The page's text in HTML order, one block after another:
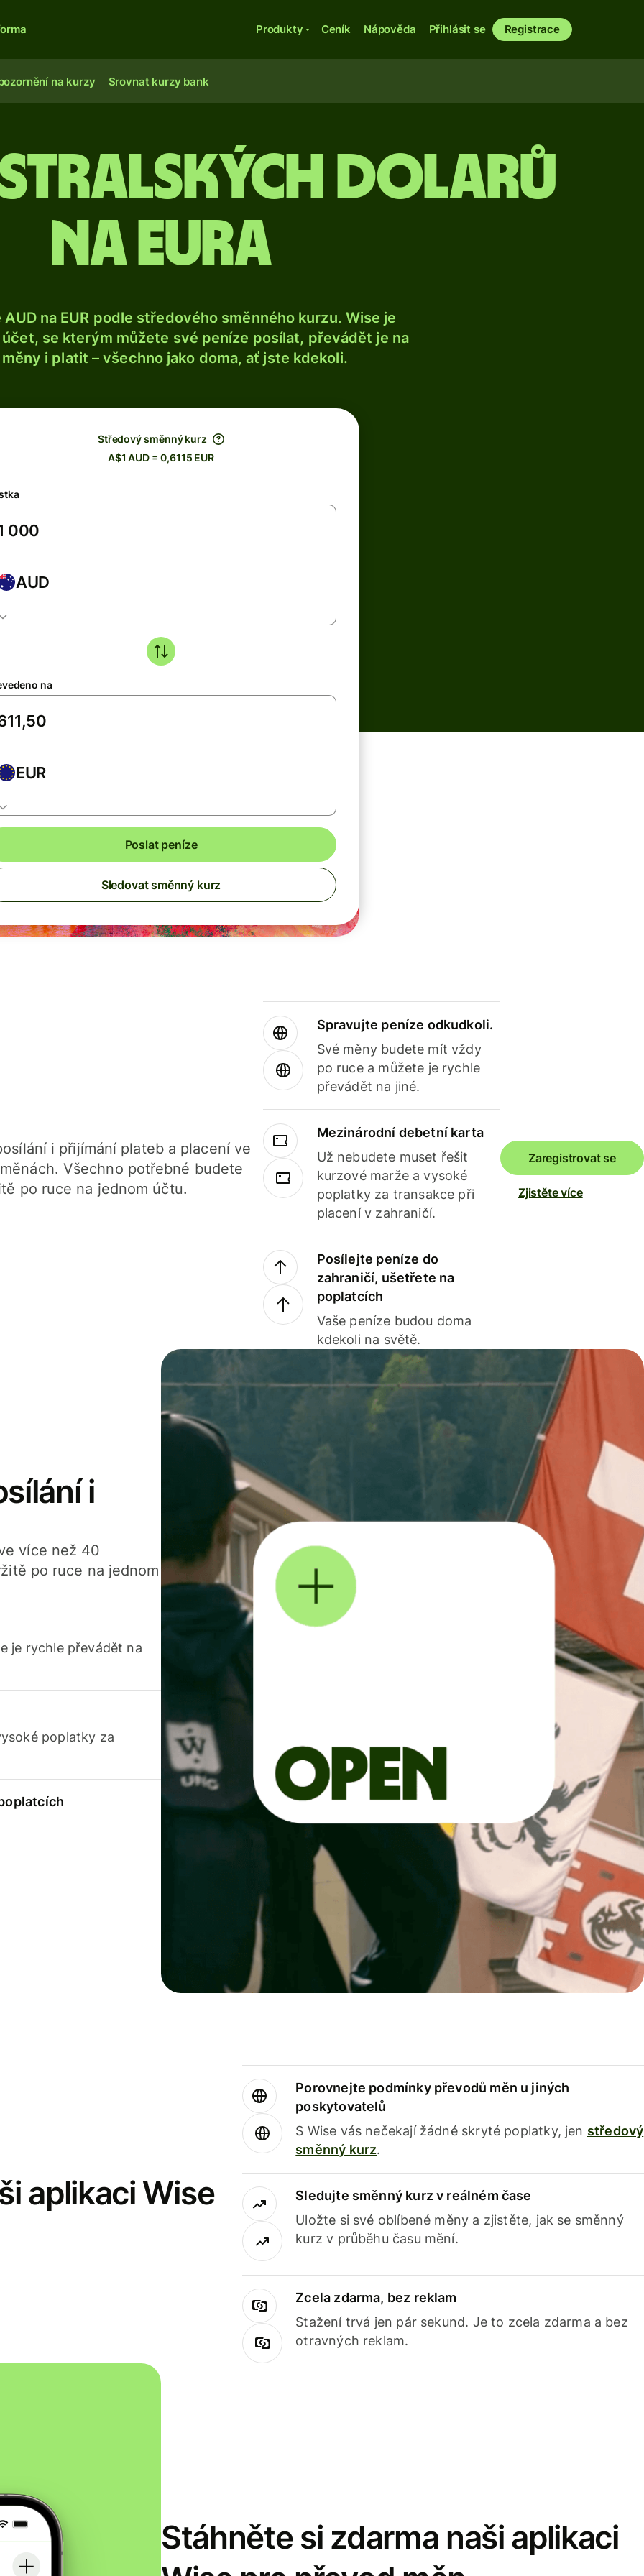
Produkty Ceník Nápověda Přihlásit se Registrace
na kurzy Srovnat kurzy bank
dolarů
na eura
na EUR podle středového směnného kurzu. Wise je
se kterým můžete své peníze posílat, převádět je na
i platit – všechno jako doma, ať jste kdekoli.
Středový směnný kurz
A$1 AUD = 0,6115 EUR
AUD
na
EUR
Poslat peníze
Sledovat směnný kurz
i přijímání plateb a placení ve
Všechno potřebné budete
po ruce na jednom účtu.
Spravujte peníze odkudkoli.
Své měny budete mít vždy
po ruce a můžete je rychle
převádět na jiné.
Mezinárodní debetní karta
Už nebudete muset řešit
kurzové marže a vysoké
poplatky za transakce při
placení v zahraničí.
Posílejte peníze do
zahraničí, ušetřete na
poplatcích
Vaše peníze budou doma
kdekoli na světě.
Zaregistrovat se
Zjistěte více
i
více než 40
po ruce na jednom
je rychle převádět na
poplatky za
aplikaci Wise
Porovnejte podmínky převodů měn u jiných
poskytovatelů
S Wise vás nečekají žádné skryté poplatky, jen středový
směnný kurz.
Sledujte směnný kurz v reálném čase
Uložte si své oblíbené měny a zjistěte, jak se směnný
kurz v průběhu času mění.
Zcela zdarma, bez reklam
Stažení trvá jen pár sekund. Je to zcela zdarma a bez
otravných reklam.
Stáhněte si zdarma naši aplikaci